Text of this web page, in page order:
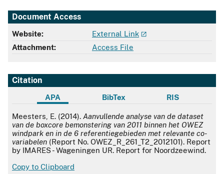
Document Access
Website:
External Link
Attachment:
Access File
Citation
APA BibTex RIS
APA
Meesters, E. (2014). Aanvullende analyse van de dataset
van de boxcore bemonstering van 2011 binnen het OWEZ
windpark en in de 6 referentiegebieden met relevante co-
variabelen (Report No. OWEZ_R_261_T2_2012101). Report
by IMARES - Wageningen UR. Report for Noordzeewind.
Copy to Clipboard